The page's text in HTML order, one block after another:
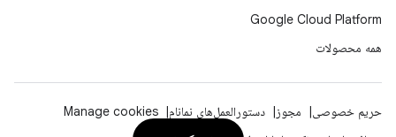
Google Cloud Platform
همه محصولات
حریم خصوصی مجوز دستورالعمل‌های نمانام
Manage cookies